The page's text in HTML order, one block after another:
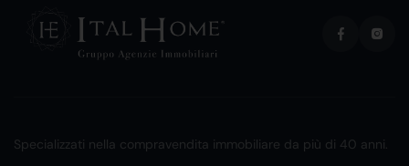
Specializzati nella compravendita immobiliare da più di 40 anni.